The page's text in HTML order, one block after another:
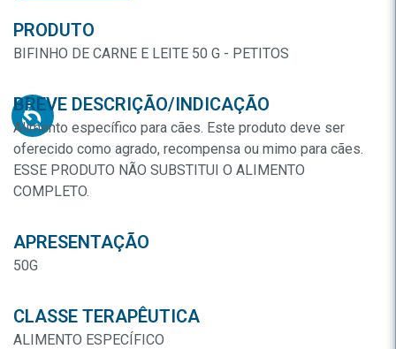
PRODUTO
BIFINHO DE CARNE E LEITE 50 G - PETITOS
BREVE DESCRIÇÃO/INDICAÇÃO
Alimento específico para cães. Este produto deve ser
oferecido como agrado, recompensa ou mimo para cães.
ESSE PRODUTO NÃO SUBSTITUI O ALIMENTO
COMPLETO.
APRESENTAÇÃO
50G
CLASSE TERAPÊUTICA
ALIMENTO ESPECÍFICO